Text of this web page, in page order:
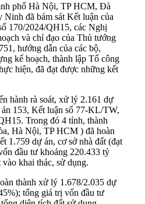
phố Hà Nội, TP HCM, Đà
đã bám sát Kết luận của
170/2024/QH15, các Nghị
và chỉ đạo của Thủ tướng
hướng dẫn của các bộ,
kế hoạch, thành lập Tổ công
hiện, đã đạt được những kết
hành rà soát, xử lý 2.161 dự
153, Kết luận số 77-KL/TW,
Trong đó 4 tỉnh, thành
Hà Nội, TP HCM ) đã hoàn
1.759 dự án, cơ sở nhà đất (đạt
đầu tư khoảng 220.433 tỷ
khai thác, sử dụng.
thành xử lý 1.678/2.035 dự
tổng giá trị vốn đầu tư